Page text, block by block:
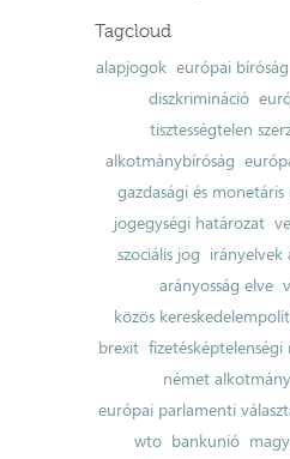
Tagcloud
alapjogok európai bíróság
diszkrimináció
tisztességtelen
alkotmánybíróság
gazdasági és
jogegységi határozat
szociális jog irányelvek
arányosság elve
közös
brexit fizetésképtelenségi
német
európai parlamenti
wto bankunió